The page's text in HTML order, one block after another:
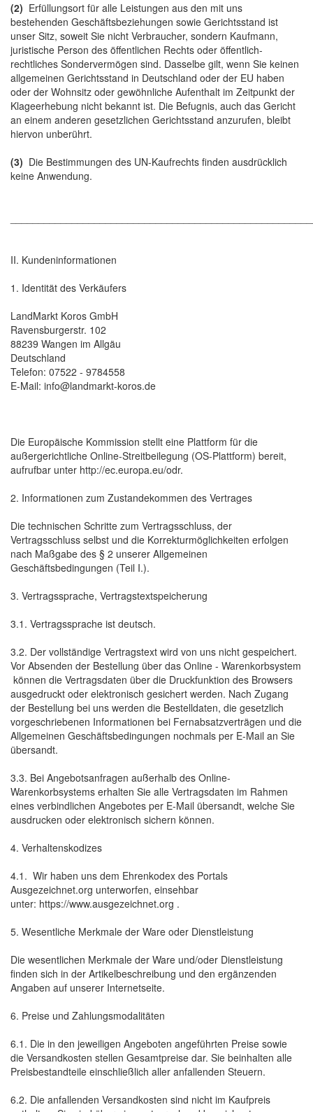
(2) Erfüllungsort für alle Leistungen aus den mit uns
bestehenden Geschäftsbeziehungen sowie Gerichtsstand ist
unser Sitz, soweit Sie nicht Verbraucher, sondern Kaufmann,
juristische Person des öffentlichen Rechts oder öffentlich-
rechtliches Sondervermögen sind. Dasselbe gilt, wenn Sie keinen
allgemeinen Gerichtsstand in Deutschland oder der EU haben
oder der Wohnsitz oder gewöhnliche Aufenthalt im Zeitpunkt der
Klageerhebung nicht bekannt ist. Die Befugnis, auch das Gericht
an einem anderen gesetzlichen Gerichtsstand anzurufen, bleibt
hiervon unberührt.
(3) Die Bestimmungen des UN-Kaufrechts finden ausdrücklich
keine Anwendung.
II. Kundeninformationen
1. Identität des Verkäufers
LandMarkt Koros GmbH
Ravensburgerstr. 102
88239 Wangen im Allgäu
Deutschland
Telefon: 07522 - 9784558
E-Mail: info@landmarkt-koros.de
Die Europäische Kommission stellt eine Plattform für die
außergerichtliche Online-Streitbeilegung (OS-Plattform) bereit,
aufrufbar unter http://ec.europa.eu/odr.
2. Informationen zum Zustandekommen des Vertrages
Die technischen Schritte zum Vertragsschluss, der
Vertragsschluss selbst und die Korrekturmöglichkeiten erfolgen
nach Maßgabe des § 2 unserer Allgemeinen
Geschäftsbedingungen (Teil I.).
3. Vertragssprache, Vertragstextspeicherung
3.1. Vertragssprache ist deutsch.
3.2. Der vollständige Vertragstext wird von uns nicht gespeichert.
Vor Absenden der Bestellung über das Online - Warenkorbsystem
können die Vertragsdaten über die Druckfunktion des Browsers
ausgedruckt oder elektronisch gesichert werden. Nach Zugang
der Bestellung bei uns werden die Bestelldaten, die gesetzlich
vorgeschriebenen Informationen bei Fernabsatzverträgen und die
Allgemeinen Geschäftsbedingungen nochmals per E-Mail an Sie
übersandt.
3.3. Bei Angebotsanfragen außerhalb des Online-
Warenkorbsystems erhalten Sie alle Vertragsdaten im Rahmen
eines verbindlichen Angebotes per E-Mail übersandt, welche Sie
ausdrucken oder elektronisch sichern können.
4. Verhaltenskodizes
4.1. Wir haben uns dem Ehrenkodex des Portals
Ausgezeichnet.org unterworfen, einsehbar
unter: https://www.ausgezeichnet.org .
5. Wesentliche Merkmale der Ware oder Dienstleistung
Die wesentlichen Merkmale der Ware und/oder Dienstleistung
finden sich in der Artikelbeschreibung und den ergänzenden
Angaben auf unserer Internetseite.
6. Preise und Zahlungsmodalitäten
6.1. Die in den jeweiligen Angeboten angeführten Preise sowie
die Versandkosten stellen Gesamtpreise dar. Sie beinhalten alle
Preisbestandteile einschließlich aller anfallenden Steuern.
6.2. Die anfallenden Versandkosten sind nicht im Kaufpreis